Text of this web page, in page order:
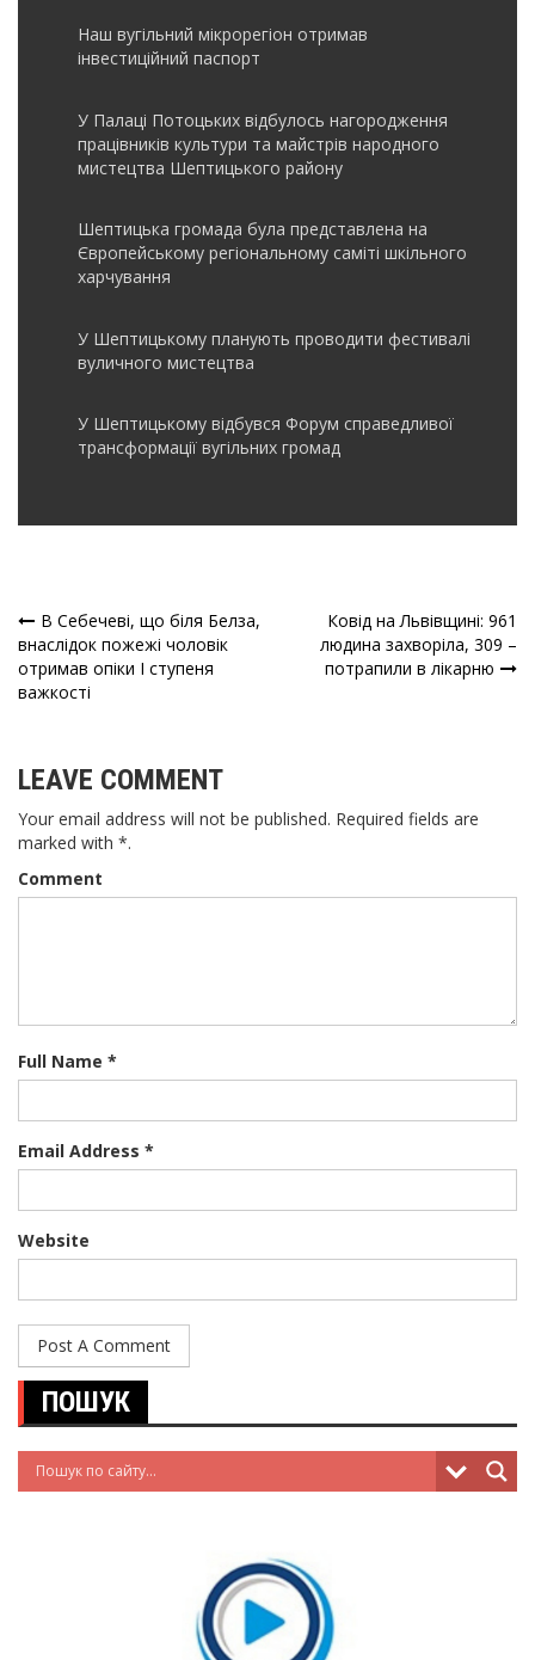
Наш вугільний мікрорегіон отримав
інвеcтиційний паспорт
У Палаці Потоцьких відбулось нагородження
працівників культури та майстрів народного
мистецтва Шептицького району
Шептицька громада була представлена на
Європейському регіональному саміті шкільного
харчування
У Шептицькому планують проводити фестивалі
вуличного мистецтва
У Шептицькому відбувся Форум справедливої
трансформації вугільних громад
Навігація
записів
В Себечеві, що біля Белза,
внаслідок пожежі чоловік
отримав опіки I ступеня
важкості
Ковід на Львівщині: 961
людина захворіла, 309 –
потрапили в лікарню
LEAVE COMMENT
Your email address will not be published. Required fields are
marked with *.
Comment
Full Name *
Email Address *
Website
ПОШУК